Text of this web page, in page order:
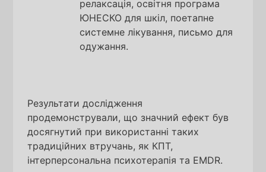
релаксація, освітня програма
ЮНЕСКО для шкіл, поетапне
системне лікування, письмо для
одужання.
Результати дослідження
продемонстрували, що значний ефект був
досягнутий при використанні таких
традиційних втручань, як КПТ,
інтерперсональна психотерапія та EMDR.